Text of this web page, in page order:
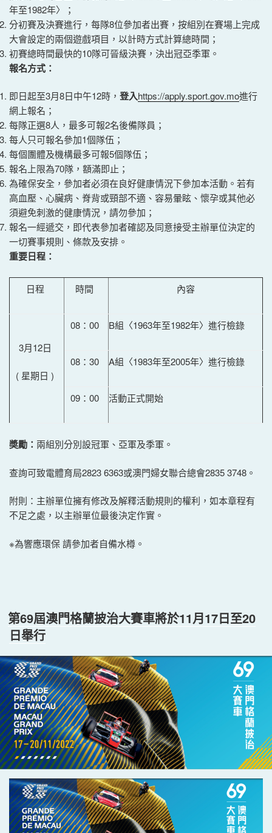
年至1982年〉；
分初賽及決賽進行，每隊8位參加者出賽，按組別在賽場上完成
大會設定的兩個遊戲項目，以計時方式計算總時間；
初賽總時間最快的10隊可晉級決賽，決出冠亞季軍。
報名方式：
即日起至3月8日中午12時， 登入https://apply.sport.gov.mo進行
網上報名；
每隊正選8人，最多可報2名後備隊員；
每人只可報名參加1個隊伍；
每個團體及機構最多可報5個隊伍；
報名上限為70隊，額滿即止；
為確保安全，參加者必須在良好健康情況下參加本活動。若有
高血壓、心臟病、脊背或頸部不適、容易暈眩、懷孕或其他必
須避免刺激的健康情況，請勿參加；
報名一經遞交，即代表參加者確認及同意接受主辦單位決定的
一切賽事規則、條款及安排。
重要日程：
日程 時間 內容
3月12日
( 星期日 )
08：00 B組〈1963年至1982年〉進行檢錄
08：30 A組〈1983年至2005年〉進行檢錄
09：00 活動正式開始
奬勵： 兩組別分別設冠軍、亞軍及季軍。
查詢可致電體育局2823 6363或澳門婦女聯合總會2835 3748。
附則：主辦單位擁有修改及解釋活動規則的權利，如本章程有
不足之處，以主辦單位最後決定作實。
※為響應環保 請參加者自備水樽。
第69屆澳門格蘭披治大賽車將於11月17日至20
日舉行